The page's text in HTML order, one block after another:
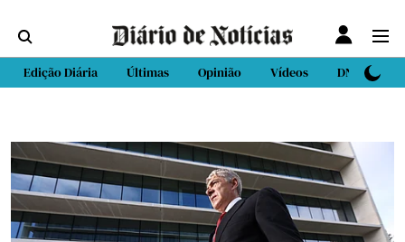
Edição Diária Últimas Opinião Vídeos DN Sport